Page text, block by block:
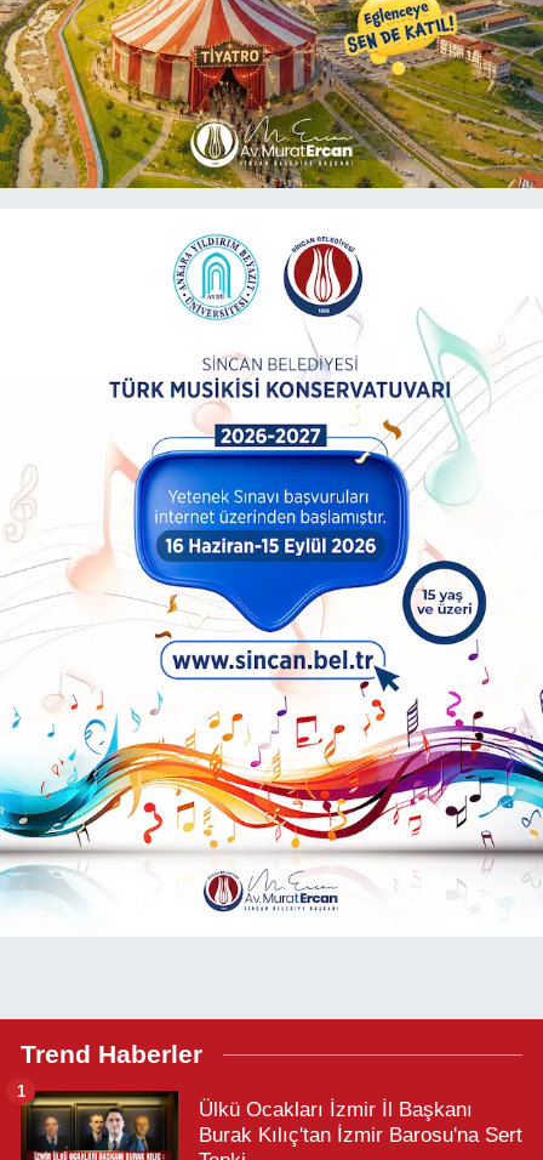
Trend Haberler
Ülkü Ocakları İzmir İl Başkanı
Burak Kılıç'tan İzmir Barosu'na Sert
1